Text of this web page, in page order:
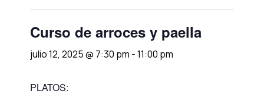
Curso de arroces y paella
julio 12, 2025 @ 7:30 pm -11:00 pm
PLATOS: